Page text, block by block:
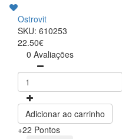
Ostrovit
SKU: 610253
22.50€
0 Avaliações
Adicionar ao carrinho
+22 Pontos